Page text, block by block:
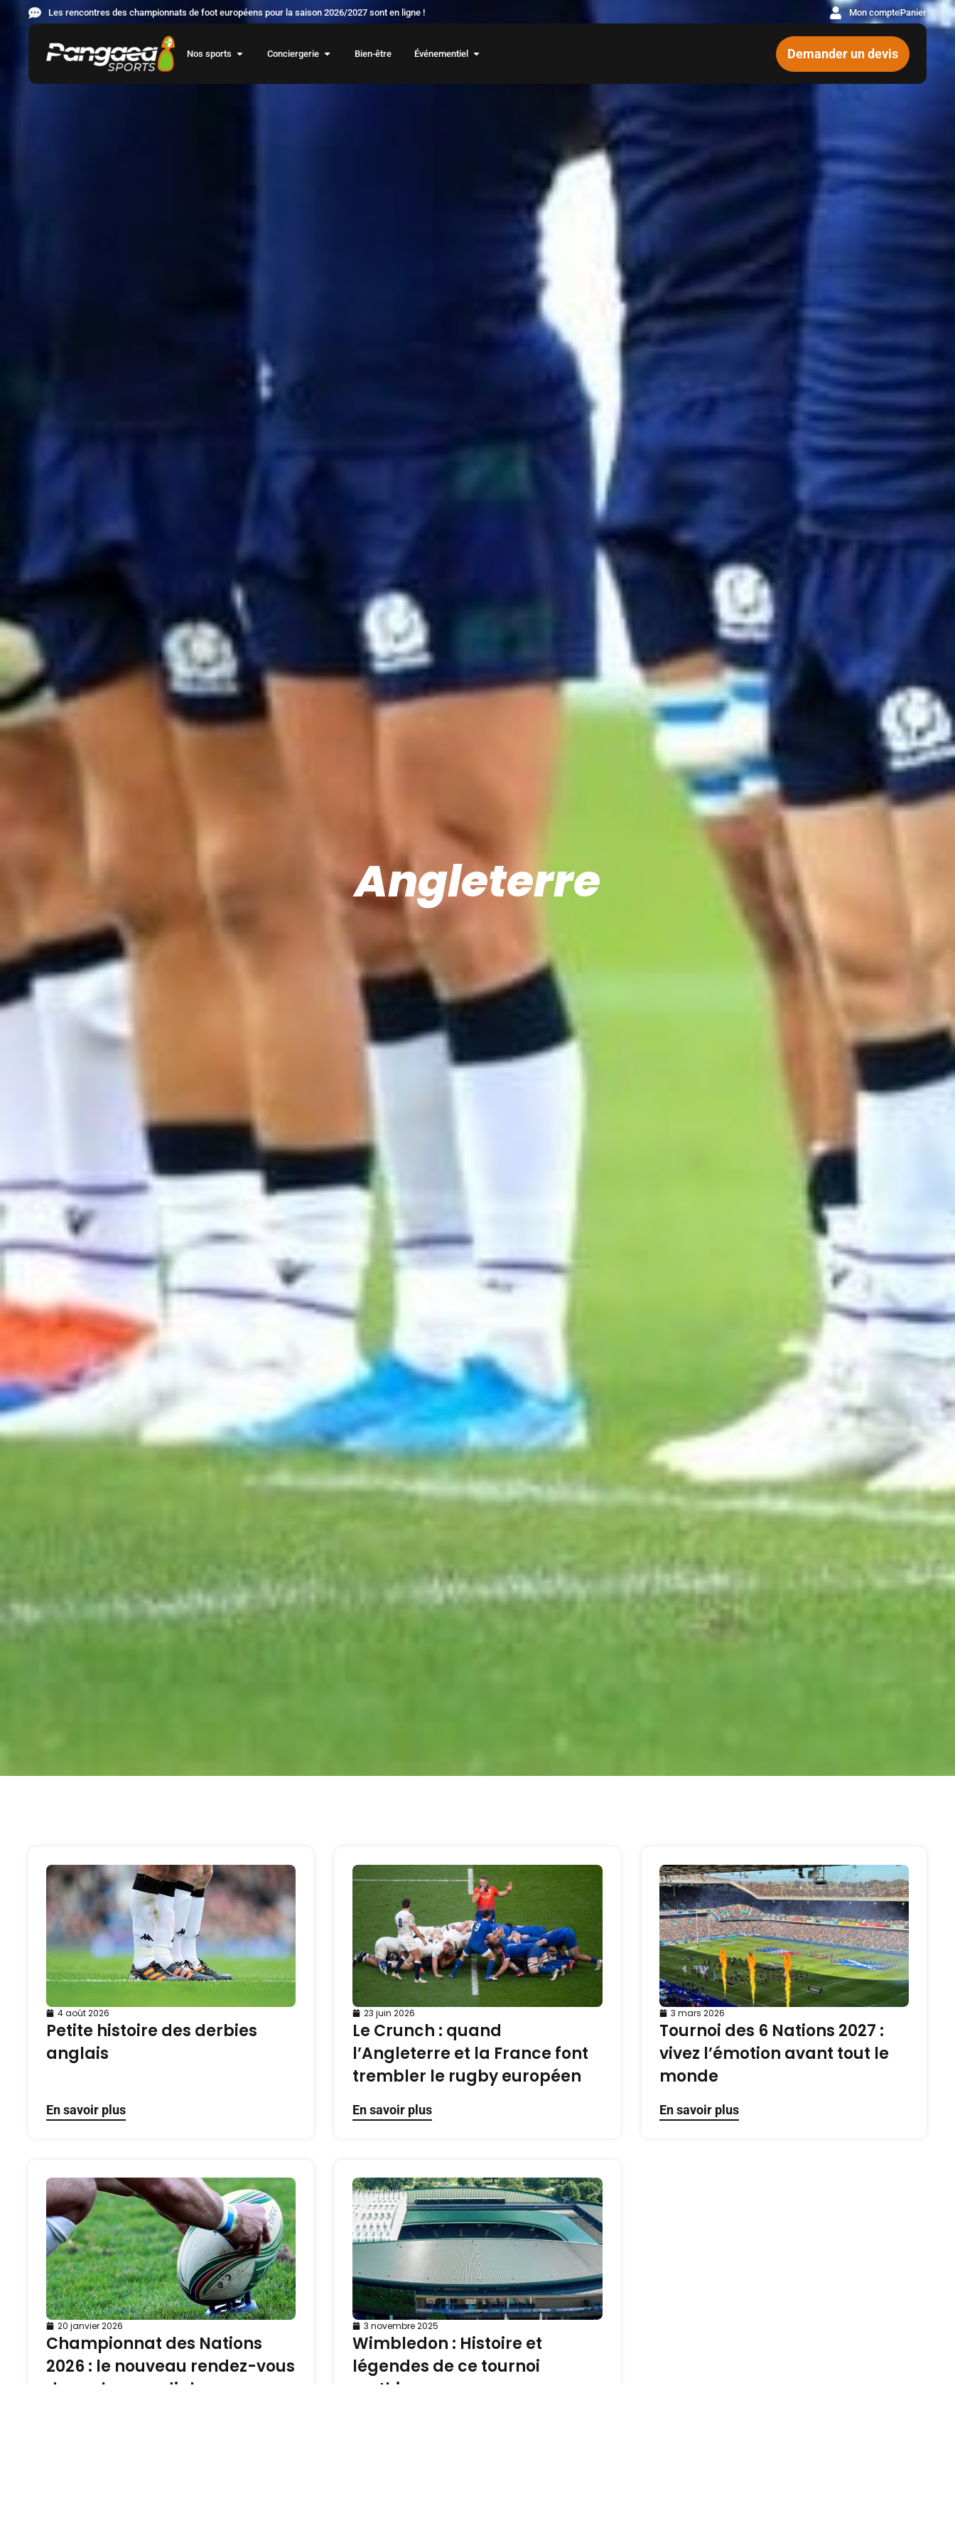
Les rencontres des championnats de foot européens pour la saison 2026/2027 sont en ligne ! Mon comptePanier
Nos sports Conciergerie Bien-être Événementiel Demander un devis
Angleterre
4 août 2026
Petite histoire des derbies
anglais
En savoir plus
23 juin 2026
Le Crunch : quand
l’Angleterre et la France font
trembler le rugby européen
En savoir plus
3 mars 2026
Tournoi des 6 Nations 2027 :
vivez l’émotion avant tout le
monde
En savoir plus
20 janvier 2026
Championnat des Nations
2026 : le nouveau rendez-vous
du rugby mondial
3 novembre 2025
Wimbledon : Histoire et
légendes de ce tournoi
mythique